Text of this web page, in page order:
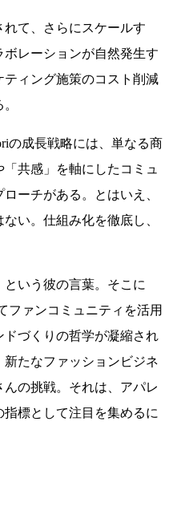
て、さらにスケールす
レーションが自然発生す
ィング施策のコスト削減
の成長戦略には、単なる商
共感」を軸にしたコミュ
ーチがある。とはいえ、
い。仕組み化を徹底し、
いう彼の言葉。そこに
ファンコミュニティを活用
ドづくりの哲学が凝縮され
たなファッションビジネ
の挑戦。それは、アパレ
標として注目を集めるに